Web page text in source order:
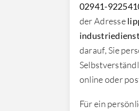
02941-
der Adresse
darauf, Sie
online oder
Für ein